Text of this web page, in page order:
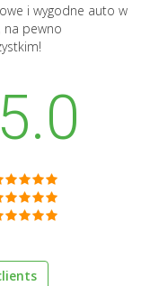
i wygodne auto w
na pewno
5.0